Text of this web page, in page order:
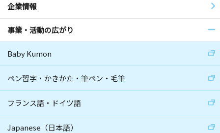
企業情報
事業・活動の広がり
Baby Kumon
ペン習字・かきかた・筆ペン・毛筆
フランス語・ドイツ語
Japanese（日本語）